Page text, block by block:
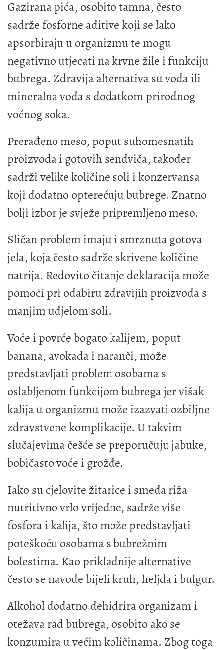
Gazirana pića, osobito tamna, često
sadrže fosforne aditive koji se lako
apsorbiraju u organizmu te mogu
negativno utjecati na krvne žile i funkciju
bubrega. Zdravija alternativa su voda ili
mineralna voda s dodatkom prirodnog
voćnog soka.
Prerađeno meso, poput suhomesnatih
proizvoda i gotovih sendviča, također
sadrži velike količine soli i konzervansa
koji dodatno opterećuju bubrege. Znatno
bolji izbor je svježe pripremljeno meso.
Sličan problem imaju i smrznuta gotova
jela, koja često sadrže skrivene količine
natrija. Redovito čitanje deklaracija može
pomoći pri odabiru zdravijih proizvoda s
manjim udjelom soli.
Voće i povrće bogato kalijem, poput
banana, avokada i naranči, može
predstavljati problem osobama s
oslabljenom funkcijom bubrega jer višak
kalija u organizmu može izazvati ozbiljne
zdravstvene komplikacije. U takvim
slučajevima češće se preporučuju jabuke,
bobičasto voće i grožđe.
Iako su cjelovite žitarice i smeđa riža
nutritivno vrlo vrijedne, sadrže više
fosfora i kalija, što može predstavljati
poteškoću osobama s bubrežnim
bolestima. Kao prikladnije alternative
često se navode bijeli kruh, heljda i bulgur.
Alkohol dodatno dehidrira organizam i
otežava rad bubrega, osobito ako se
konzumira u većim količinama. Zbog toga